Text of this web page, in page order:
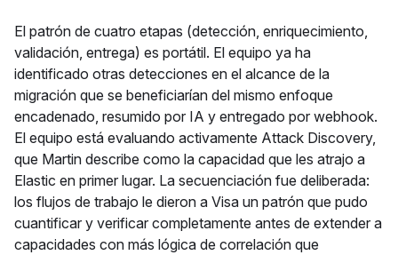
El patrón de cuatro etapas (detección, enriquecimiento,
validación, entrega) es portátil. El equipo ya ha
identificado otras detecciones en el alcance de la
migración que se beneficiarían del mismo enfoque
encadenado, resumido por IA y entregado por webhook.
El equipo está evaluando activamente Attack Discovery,
que Martin describe como la capacidad que les atrajo a
Elastic en primer lugar. La secuenciación fue deliberada:
los flujos de trabajo le dieron a Visa un patrón que pudo
cuantificar y verificar completamente antes de extender a
capacidades con más lógica de correlación que